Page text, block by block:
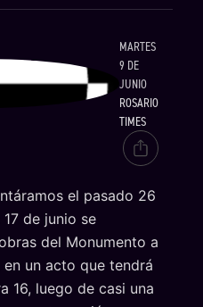
MARTES
9 DE
JUNIO
ROSARIO
TIMES
el pasado 26
de junio se
del Monumento a
en un acto que tendrá
16, luego de casi una